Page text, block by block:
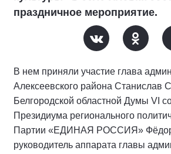
праздничное мероприятие.
В нем приняли участие глава
Алексеевского района Станислав
Белгородской областной Думы VI
Президиума регионального
Партии «ЕДИНАЯ РОССИЯ»
руководитель аппарата главы